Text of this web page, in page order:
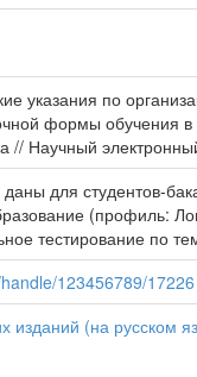
указания по
формы обучения
Научный
даны для студентов-
(профиль:
тестирование по
123456789/17226
изданий (на русском